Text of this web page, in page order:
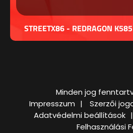
STREETX86 - REDRAGON K585
Minden jog
Impresszum
Szerzői
Adatvédelmi beállítások
Felhasználási